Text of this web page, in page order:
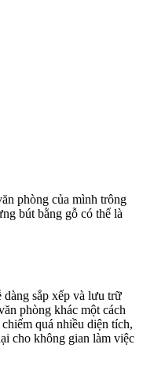
phòng của mình trông
bút bằng gỗ có thể là
sắp xếp và lưu trữ
phòng khác một cách
quá nhiều diện tích,
cho không gian làm việc